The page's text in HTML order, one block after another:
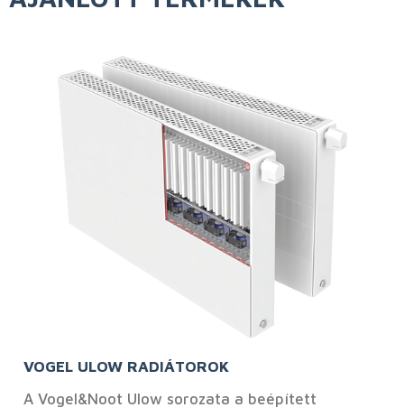
VOGEL ULOW RADIÁTOROK
A Vogel&Noot Ulow sorozata a beépített